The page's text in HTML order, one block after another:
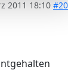
2011 18:10 #20